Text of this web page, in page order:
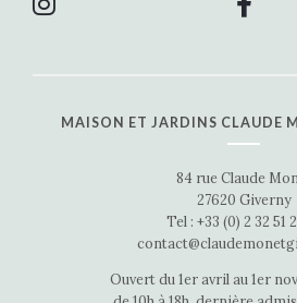
MAISON ET JARDINS CLAUDE
84 rue Claude
27620 Giverny
Tel : +33 (0) 2 32 51
Ouvert du 1er avril au 1er